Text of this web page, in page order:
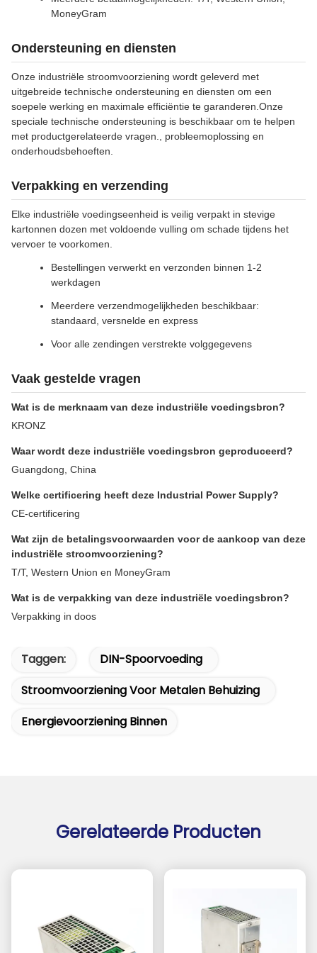
MoneyGram
Ondersteuning en diensten
Onze industriële stroomvoorziening wordt geleverd met
uitgebreide technische ondersteuning en diensten om een
soepele werking en maximale efficiëntie te garanderen.Onze
speciale technische ondersteuning is beschikbaar om te helpen
met productgerelateerde vragen., probleemoplossing en
onderhoudsbehoeften.
Verpakking en verzending
Elke industriële voedingseenheid is veilig verpakt in stevige
kartonnen dozen met voldoende vulling om schade tijdens het
vervoer te voorkomen.
Bestellingen verwerkt en verzonden binnen 1-2
werkdagen
Meerdere verzendmogelijkheden beschikbaar:
standaard, versnelde en express
Voor alle zendingen verstrekte volggegevens
Vaak gestelde vragen
Wat is de merknaam van deze industriële voedingsbron?
KRONZ
Waar wordt deze industriële voedingsbron geproduceerd?
Guangdong, China
Welke certificering heeft deze Industrial Power Supply?
CE-certificering
Wat zijn de betalingsvoorwaarden voor de aankoop van deze
industriële stroomvoorziening?
T/T, Western Union en MoneyGram
Wat is de verpakking van deze industriële voedingsbron?
Verpakking in doos
Taggen:
DIN-Spoorvoeding
Stroomvoorziening Voor Metalen Behuizing
Energievoorziening Binnen
Gerelateerde Producten